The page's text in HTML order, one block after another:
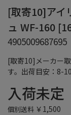
[取寄10]メーカー
す。出荷目安：8-
[取寄10]アイ
ュ WF-160
4905009687695
入荷未定
個別送料 ￥1,500